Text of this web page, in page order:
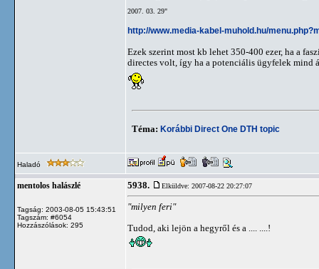
2007. 03. 29"
http://www.media-kabel-muhold.hu/
Ezek szerint most kb lehet 350-400 ezer, ha a
directes volt, így ha a potenciális ügyfelek mind
Téma: Korábbi Direct One DTH topic
Haladó
mentolos halászlé
Tagság: 2003-08-05 15:43:51
Tagszám: #6054
Hozzászólások: 295
5938. Elküldve: 2007-08-22 20:27:07
"milyen feri"
Tudod, aki lejön a hegyről és a .... ....!